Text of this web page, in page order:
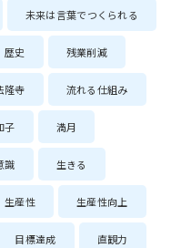
未来は言葉でつくられる
歴史 残業削減
隆寺 流れる仕組み
子 満月
識 生きる
生産性 生産性向上
目標達成 直観力